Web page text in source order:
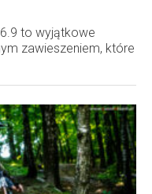
6.9 to wyjątkowe
zawieszeniem, które